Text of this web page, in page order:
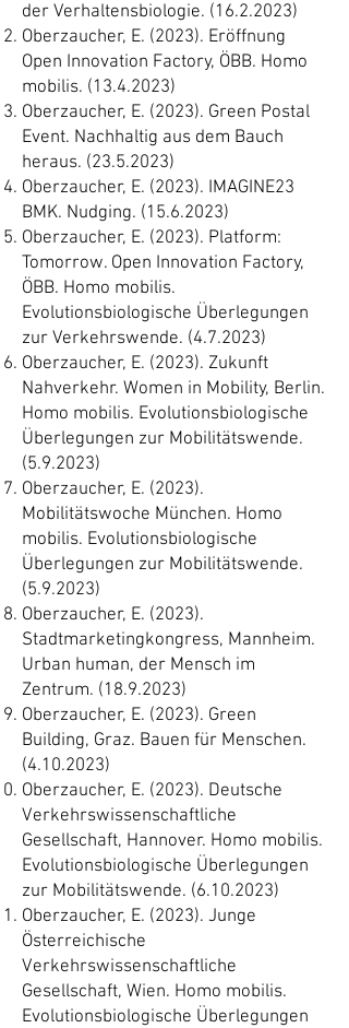
der Verhaltensbiologie. (16.2.2023)
Oberzaucher, E. (2023). Eröffnung
Open Innovation Factory, ÖBB. Homo
mobilis. (13.4.2023)
Oberzaucher, E. (2023). Green Postal
Event. Nachhaltig aus dem Bauch
heraus. (23.5.2023)
Oberzaucher, E. (2023). IMAGINE23
BMK. Nudging. (15.6.2023)
Oberzaucher, E. (2023). Platform:
Tomorrow. Open Innovation Factory,
ÖBB. Homo mobilis.
Evolutionsbiologische Überlegungen
zur Verkehrswende. (4.7.2023)
Oberzaucher, E. (2023). Zukunft
Nahverkehr. Women in Mobility, Berlin.
Homo mobilis. Evolutionsbiologische
Überlegungen zur Mobilitätswende.
(5.9.2023)
Oberzaucher, E. (2023).
Mobilitätswoche München. Homo
mobilis. Evolutionsbiologische
Überlegungen zur Mobilitätswende.
(5.9.2023)
Oberzaucher, E. (2023).
Stadtmarketingkongress, Mannheim.
Urban human, der Mensch im
Zentrum. (18.9.2023)
Oberzaucher, E. (2023). Green
Building, Graz. Bauen für Menschen.
(4.10.2023)
Oberzaucher, E. (2023). Deutsche
Verkehrswissenschaftliche
Gesellschaft, Hannover. Homo mobilis.
Evolutionsbiologische Überlegungen
zur Mobilitätswende. (6.10.2023)
Oberzaucher, E. (2023). Junge
Österreichische
Verkehrswissenschaftliche
Gesellschaft, Wien. Homo mobilis.
Evolutionsbiologische Überlegungen